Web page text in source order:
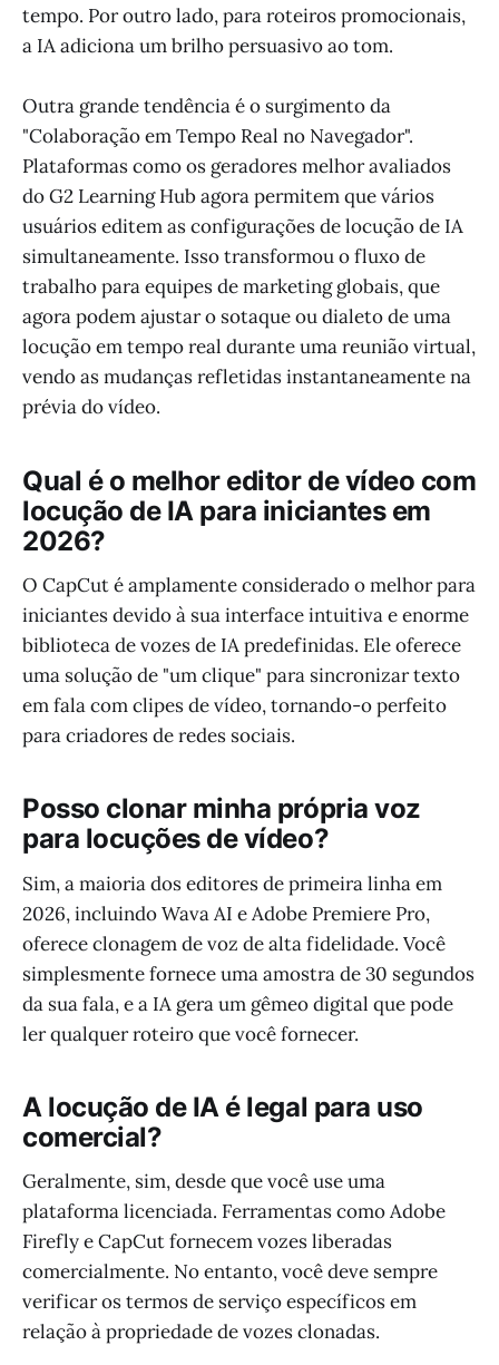
tempo. Por outro lado, para roteiros promocionais,
a IA adiciona um brilho persuasivo ao tom.
Outra grande tendência é o surgimento da
"Colaboração em Tempo Real no Navegador".
Plataformas como os geradores melhor avaliados
do G2 Learning Hub agora permitem que vários
usuários editem as configurações de locução de IA
simultaneamente. Isso transformou o fluxo de
trabalho para equipes de marketing globais, que
agora podem ajustar o sotaque ou dialeto de uma
locução em tempo real durante uma reunião virtual,
vendo as mudanças refletidas instantaneamente na
prévia do vídeo.
Qual é o melhor editor de vídeo com
locução de IA para iniciantes em
2026?
O CapCut é amplamente considerado o melhor para
iniciantes devido à sua interface intuitiva e enorme
biblioteca de vozes de IA predefinidas. Ele oferece
uma solução de "um clique" para sincronizar texto
em fala com clipes de vídeo, tornando-o perfeito
para criadores de redes sociais.
Posso clonar minha própria voz
para locuções de vídeo?
Sim, a maioria dos editores de primeira linha em
2026, incluindo Wava AI e Adobe Premiere Pro,
oferece clonagem de voz de alta fidelidade. Você
simplesmente fornece uma amostra de 30 segundos
da sua fala, e a IA gera um gêmeo digital que pode
ler qualquer roteiro que você fornecer.
A locução de IA é legal para uso
comercial?
Geralmente, sim, desde que você use uma
plataforma licenciada. Ferramentas como Adobe
Firefly e CapCut fornecem vozes liberadas
comercialmente. No entanto, você deve sempre
verificar os termos de serviço específicos em
relação à propriedade de vozes clonadas.